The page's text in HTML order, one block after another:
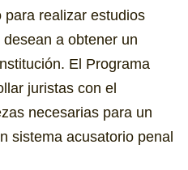
realizar estudios
a obtener un
El Programa
juristas con el
necesarias para un
sistema acusatorio penal